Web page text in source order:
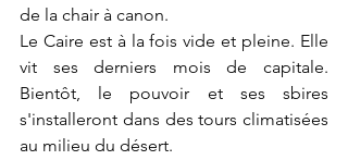
de la chair à canon.
Le Caire est à la fois vide et pleine. Elle
vit ses derniers mois de capitale.
Bientôt, le pouvoir et ses sbires
s'installeront dans des tours climatisées
au milieu du désert.